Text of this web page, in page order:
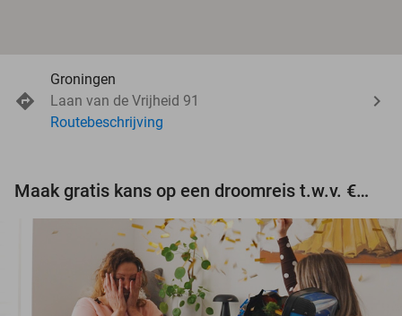
Groningen
Laan van de Vrijheid 91
Routebeschrijving
Maak gratis kans op een droomreis t.w.v. €3.000!